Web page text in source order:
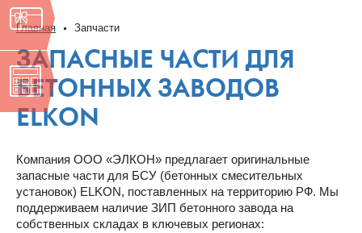
Главная Запчасти
ЗАПАСНЫЕ ЧАСТИ ДЛЯ
БЕТОННЫХ ЗАВОДОВ
ELKON
Компания ООО «ЭЛКОН» предлагает оригинальные
запасные части для БСУ (бетонных смесительных
установок) ELKON, поставленных на территорию РФ. Мы
поддерживаем наличие ЗИП бетонного завода на
собственных складах в ключевых регионах: